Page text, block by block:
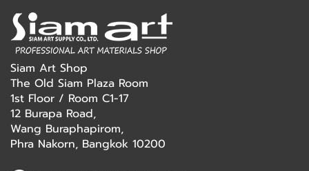
Siam Art Shop
The Old Siam Plaza Room
1st Floor / Room C1-17
12 Burapa Road,
Wang Buraphapirom,
Phra Nakorn, Bangkok 10200